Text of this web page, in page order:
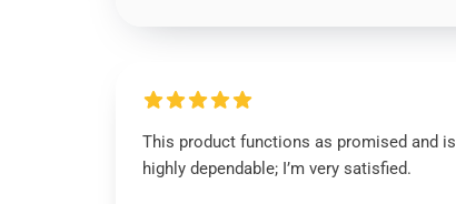
This product functions as promised and is
highly dependable; I’m very satisfied.